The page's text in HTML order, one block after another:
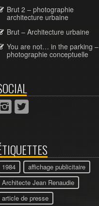
Brut 2 – photographie
architecture urbaine
Brut – Architecture urbaine
You are not… in the parking –
photographie conceptuelle
1984
affichage publicitaire
Architecte Jean Renaudie
article de presse